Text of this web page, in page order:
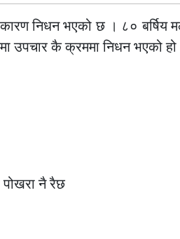
निधन भएको छ । ८० बर्षिय
उपचार कै क्रममा निधन भएको हो
नै रैछ